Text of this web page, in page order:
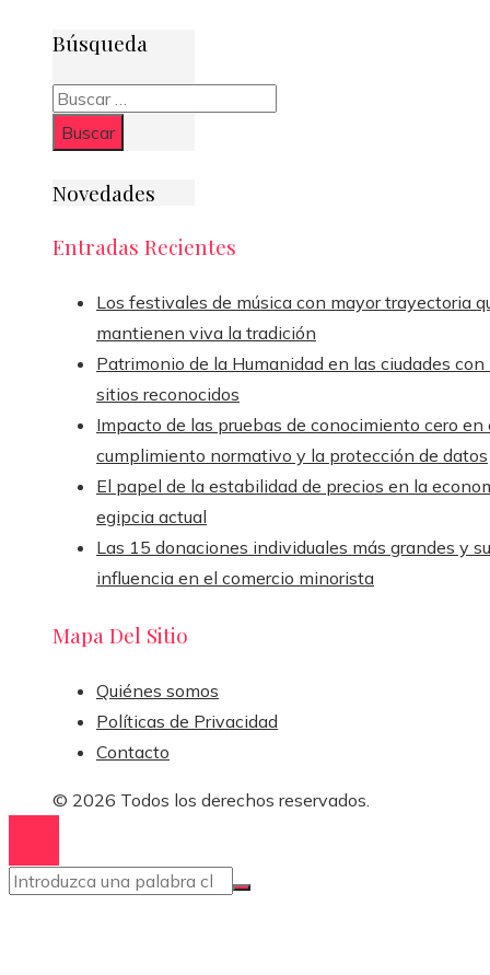
Búsqueda
Buscar:
Novedades
Entradas Recientes
Los festivales de música con mayor trayectoria
mantienen viva la tradición
Patrimonio de la Humanidad en las ciudades con
sitios reconocidos
Impacto de las pruebas de conocimiento cero en
cumplimiento normativo y la protección de datos
El papel de la estabilidad de precios en la
egipcia actual
Las 15 donaciones individuales más grandes y su
influencia en el comercio minorista
Mapa Del Sitio
Quiénes somos
Políticas de Privacidad
Contacto
© 2026 Todos los derechos reservados.